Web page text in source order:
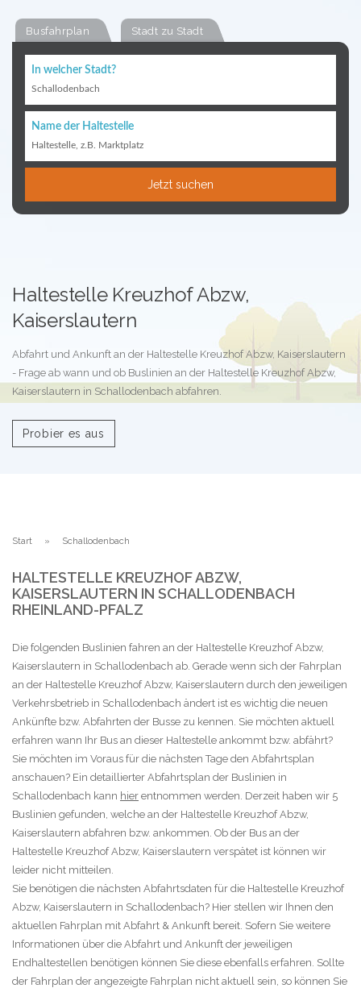
Busfahrplan Stadt zu Stadt
In welcher Stadt?
Schallodenbach
Name der Haltestelle
Haltestelle, z.B. Marktplatz
Jetzt suchen
Haltestelle Kreuzhof Abzw,
Kaiserslautern
Abfahrt und Ankunft an der Haltestelle Kreuzhof Abzw, Kaiserslautern
- Frage ab wann und ob Buslinien an der Haltestelle Kreuzhof Abzw,
Kaiserslautern in Schallodenbach abfahren.
Probier es aus
Start Schallodenbach
HALTESTELLE KREUZHOF ABZW,
KAISERSLAUTERN IN SCHALLODENBACH
RHEINLAND-PFALZ
Die folgenden Buslinien fahren an der Haltestelle Kreuzhof Abzw,
Kaiserslautern in Schallodenbach ab. Gerade wenn sich der Fahrplan
an der Haltestelle Kreuzhof Abzw, Kaiserslautern durch den jeweiligen
Verkehrsbetrieb in Schallodenbach ändert ist es wichtig die neuen
Ankünfte bzw. Abfahrten der Busse zu kennen. Sie möchten aktuell
erfahren wann Ihr Bus an dieser Haltestelle ankommt bzw. abfährt?
Sie möchten im Voraus für die nächsten Tage den Abfahrtsplan
anschauen? Ein detaillierter Abfahrtsplan der Buslinien in
Schallodenbach kann hier entnommen werden. Derzeit haben wir 5
Buslinien gefunden, welche an der Haltestelle Kreuzhof Abzw,
Kaiserslautern abfahren bzw. ankommen. Ob der Bus an der
Haltestelle Kreuzhof Abzw, Kaiserslautern verspätet ist können wir
leider nicht mitteilen.
Sie benötigen die nächsten Abfahrtsdaten für die Haltestelle Kreuzhof
Abzw, Kaiserslautern in Schallodenbach? Hier stellen wir Ihnen den
aktuellen Fahrplan mit Abfahrt & Ankunft bereit. Sofern Sie weitere
Informationen über die Abfahrt und Ankunft der jeweiligen
Endhaltestellen benötigen können Sie diese ebenfalls erfahren. Sollte
der Fahrplan der angezeigte Fahrplan nicht aktuell sein, so können Sie